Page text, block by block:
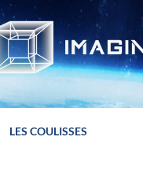
LES COULISSES